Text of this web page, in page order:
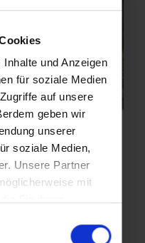
und Anzeigen
für soziale Medien
auf unsere
geben wir
unserer
soziale Medien,
Unsere Partner
mit
haben.